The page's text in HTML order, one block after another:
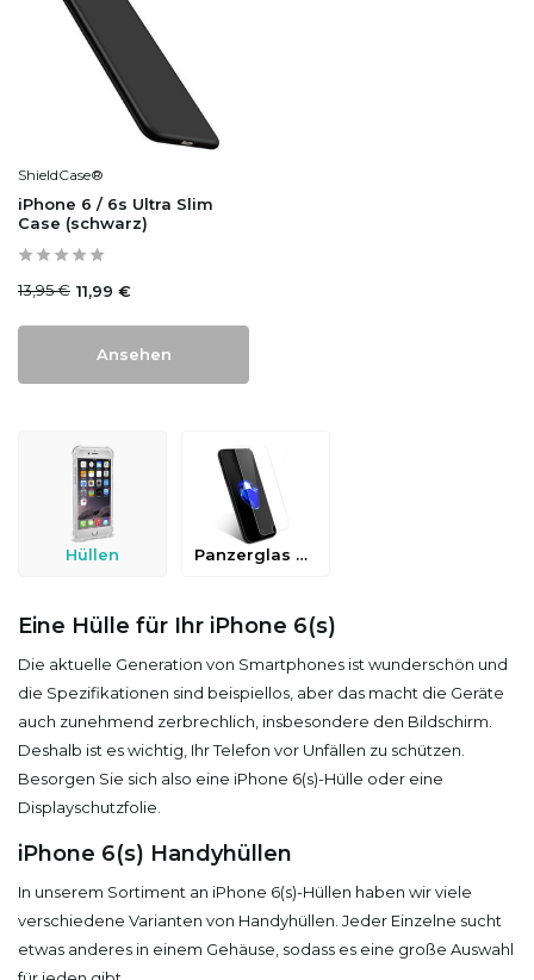
ShieldCase®
iPhone 6 / 6s Ultra Slim
Case (schwarz)
13,95 € 11,99 €
Ansehen
Hüllen Panzerglas & Schutzfolien
Eine Hülle für Ihr iPhone 6(s)
Die aktuelle Generation von Smartphones ist wunderschön und
die Spezifikationen sind beispiellos, aber das macht die Geräte
auch zunehmend zerbrechlich, insbesondere den Bildschirm.
Deshalb ist es wichtig, Ihr Telefon vor Unfällen zu schützen.
Besorgen Sie sich also eine iPhone 6(s)-Hülle oder eine
Displayschutzfolie.
iPhone 6(s) Handyhüllen
In unserem Sortiment an iPhone 6(s)-Hüllen haben wir viele
verschiedene Varianten von Handyhüllen. Jeder Einzelne sucht
etwas anderes in einem Gehäuse, sodass es eine große Auswahl